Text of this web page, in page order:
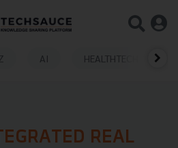
AI HEALTHTECH
REAL